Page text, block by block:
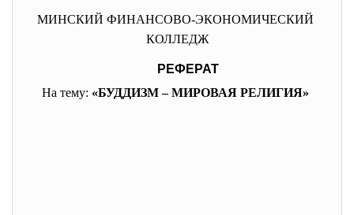
МИНСКИЙ ФИНАНСОВО-ЭКОНОМИЧЕСКИЙ
КОЛЛЕДЖ
РЕФЕРАТ
На тему: «БУДДИЗМ – МИРОВАЯ РЕЛИГИЯ»